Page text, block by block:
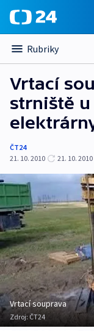
Rubriky
Vrtací
strniště
ČT24
21. 10. 2010
21. 10. 2010
Vrtací souprava
Zdroj: ČT24